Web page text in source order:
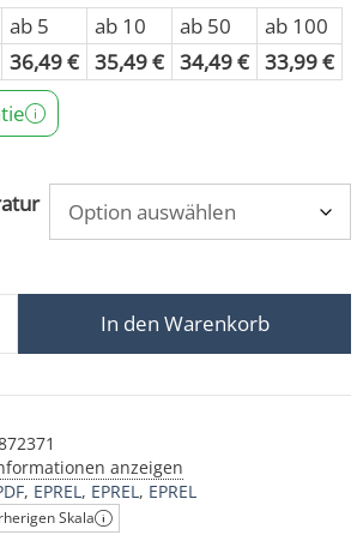
ab 5 ab 10 ab 50
ab 100
36,49€ 35,49€ 34,49€ 33,99€
IP44 | 25mm flach | 230V &
In den Warenkorb
anzeigen
EPREL EPREL EPREL
Skala